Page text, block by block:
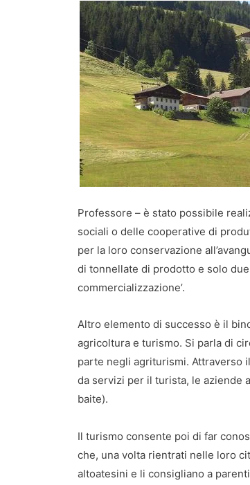
Professore – è stato possibile
sociali o delle cooperative di
per la loro conservazione
di tonnellate di prodotto e solo
commercializzazione’.
Altro elemento di successo è il
agricoltura e turismo. Si parla di
parte negli agriturismi. Attraverso
da servizi per il turista, le aziende
baite).
Il turismo consente poi di far
che, una volta rientrati nelle loro
altoatesini e li consigliano a